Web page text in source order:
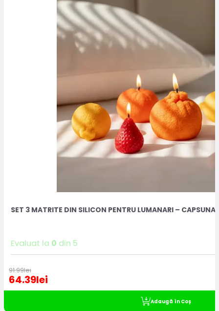
SET 3 MATRITE DIN SILICON PENTRU LUMANARI –
Evaluat la 0 din 5
91.99lei
64.39lei
Adaugă în Coș